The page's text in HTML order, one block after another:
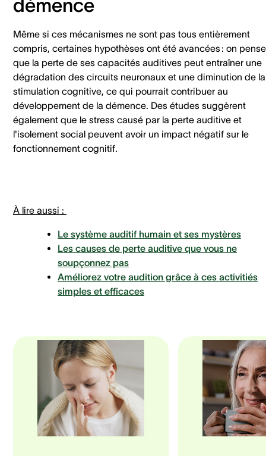
démence
Même si ces mécanismes ne sont pas tous entièrement
compris, certaines hypothèses ont été avancées : on pense
que la perte de ses capacités auditives peut entraîner une
dégradation des circuits neuronaux et une diminution de la
stimulation cognitive, ce qui pourrait contribuer au
développement de la démence. Des études suggèrent
également que le stress causé par la perte auditive et
l'isolement social peuvent avoir un impact négatif sur le
fonctionnement cognitif.
À lire aussi :
Le système auditif humain et ses mystères
Les causes de perte auditive que vous ne
soupçonnez pas
Améliorez votre audition grâce à ces activitiés
simples et efficaces